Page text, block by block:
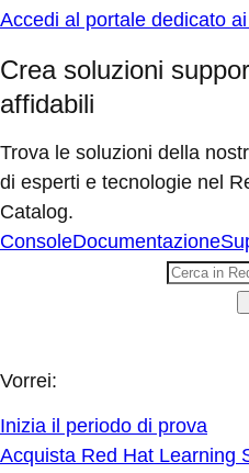
Accedi al portale dedicato
Crea soluzioni
affidabili
Trova le soluzioni della
di esperti e tecnologie nel
Catalog.
ConsoleDocumentazione
Vorrei:
Inizia il periodo di prova
Acquista Red Hat Learning